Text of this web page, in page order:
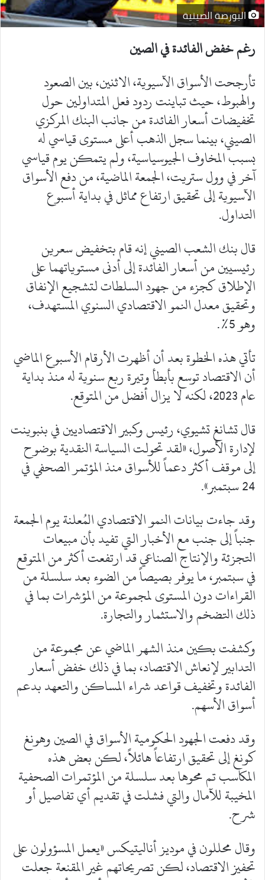
البورصة الصينية
رغم خفض الفائدة في الصين
تأرجحت الأسواق الآسيوية، الاثنين، بين الصعود
والهبوط، حيث تباينت ردود فعل المتداولين حول
تخفيضات أسعار الفائدة من جانب البنك المركزي
الصيني، بينما سجل الذهب أعلى مستوى قياسي له
بسبب المخاوف الجيوسياسية، ولم يتمكن يوم قياسي
آخر في وول ستريت، الجمعة الماضية، من دفع الأسواق
الآسيوية إلى تحقيق ارتفاع مماثل في بداية أسبوع
التداول.
قال بنك الشعب الصيني إنه قام بتخفيض سعرين
رئيسيين من أسعار الفائدة إلى أدنى مستوياتهما على
الإطلاق كجزء من جهود السلطات لتشجيع الإنفاق
وتحقيق معدل النمو الاقتصادي السنوي المستهدف،
وهو 5%.
تأتي هذه الخطوة بعد أن أظهرت الأرقام الأسبوع الماضي
أن الاقتصاد توسع بأبطأ وتيرة ربع سنوية له منذ بداية
عام 2023، لكنه لا يزال أفضل من المتوقع.
قال تشانغ تشيوي، رئيس وكبير الاقتصاديين في بنبوينت
لإدارة الأصول، «لقد تحولت السياسة النقدية بوضوح
إلى موقف أكثر دعماً للأسواق منذ المؤتمر الصحفي في
24 سبتمبر».
وقد جاءت بيانات النمو الاقتصادي المُعلنة يوم الجمعة
جنباً إلى جنب مع الأخبار التي تفيد بأن مبيعات
التجزئة والإنتاج الصناعي قد ارتفعت أكثر من المتوقع
في سبتمبر، ما يوفر بصيصاً من الضوء بعد سلسلة من
القراءات دون المستوى لمجموعة من المؤشرات بما في
ذلك التضخم والاستثمار والتجارة.
وكشفت بكين منذ الشهر الماضي عن مجموعة من
التدابير لإنعاش الاقتصاد، بما في ذلك خفض أسعار
الفائدة وتخفيف قواعد شراء المساكن والتعهد بدعم
أسواق الأسهم.
وقد دفعت الجهود الحكومية الأسواق في الصين وهونغ
كونغ إلى تحقيق ارتفاعاً هائلاً، لكن بعض هذه
المكاسب تم محوها بعد سلسلة من المؤتمرات الصحفية
المخيبة للآمال والتي فشلت في تقديم أي تفاصيل أو
شرح.
وقال محللون في موديز أناليتيكس «يعمل المسؤولون على
تحفيز الاقتصاد، لكن تصريحاتهم غير المقنعة جعلت